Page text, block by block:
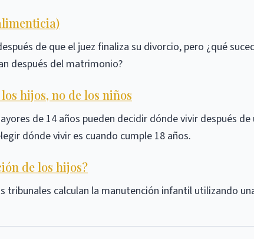
de que el juez finaliza su divorcio, pero ¿qué
después del matrimonio?
hijos, no de los niños
de 14 años pueden decidir dónde vivir después de
dónde vivir es cuando cumple 18 años.
de los hijos?
tribunales calculan la manutención infantil utilizando